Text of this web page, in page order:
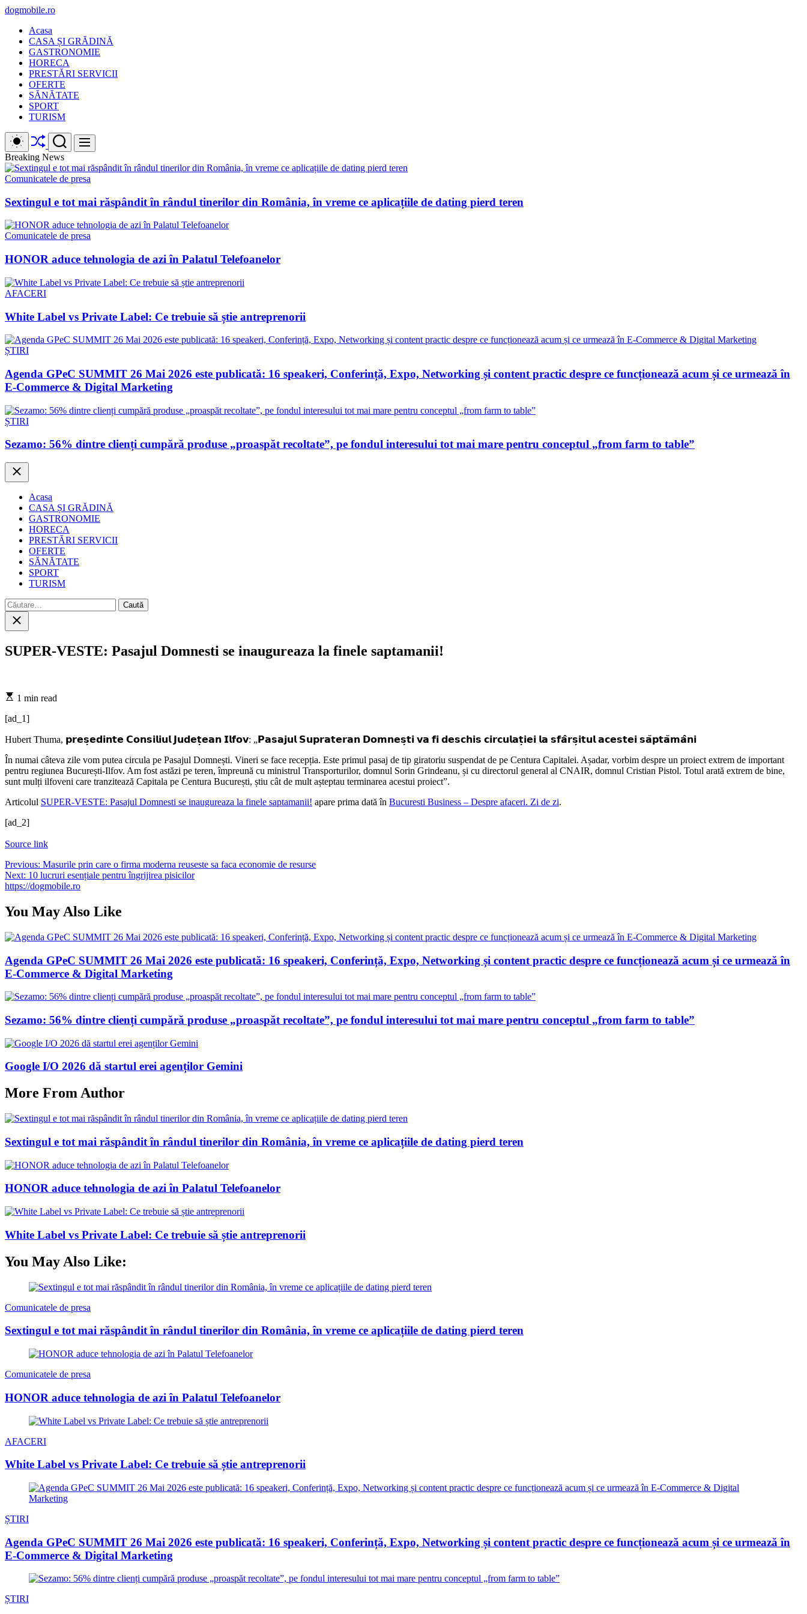
Skip
content
dogmobile.ro
Acasa
CASA ȘI GRĂDINĂ
GASTRONOMIE
HORECA
PRESTĂRI SERVICII
OFERTE
SĂNĂTATE
SPORT
TURISM
Switch
color
mode
ShuffleSearch Menu
Breaking News
Comunicatele de presa
Sextingul e tot mai răspândit în rândul tinerilor din România, în vreme ce aplicațiile de dating pierd teren
Comunicatele de presa
HONOR aduce tehnologia de azi în Palatul Telefoanelor
AFACERI
White Label vs Private Label: Ce trebuie să știe antreprenorii
ȘTIRI
Agenda GPeC SUMMIT 26 Mai 2026 este publicată: 16 speakeri, Conferință, Expo, Networking și content practic despre ce funcționează acum și ce urmează în
E-Commerce & Digital Marketing
ȘTIRI
Sezamo: 56% dintre clienți cumpără produse „proaspăt recoltate”, pe fondul interesului tot mai mare pentru conceptul „from farm to table”
Close
Acasa
CASA ȘI GRĂDINĂ
GASTRONOMIE
HORECA
PRESTĂRI SERVICII
OFERTE
SĂNĂTATE
SPORT
TURISM
Caută
după:
Close
search
SUPER-VESTE: Pasajul Domnesti se inaugureaza la finele saptamanii!
Estimated
time
1 min read
[ad_1]
Hubert Thuma, 𝗽𝗿𝗲𝘀̦𝗲𝗱𝗶𝗻𝘁𝗲 𝗖𝗼𝗻𝘀𝗶𝗹𝗶𝘂𝗹 𝗝𝘂𝗱𝗲𝘁̦𝗲𝗮𝗻 𝗜𝗹𝗳𝗼𝘃: „𝗣𝗮𝘀𝗮𝗷𝘂𝗹 𝗦𝘂𝗽𝗿𝗮𝘁𝗲𝗿𝗮𝗻 𝗗𝗼𝗺𝗻𝗲𝘀̦𝘁𝗶 𝘃𝗮 𝗳𝗶 𝗱𝗲𝘀𝗰𝗵𝗶𝘀 𝗰𝗶𝗿𝗰𝘂𝗹𝗮𝘁̦𝗶𝗲𝗶 𝗹𝗮 𝘀𝗳𝗮̂𝗿𝘀̦𝗶𝘁𝘂𝗹 𝗮𝗰𝗲𝘀𝘁𝗲𝗶 𝘀𝗮̆𝗽𝘁𝗮̆𝗺𝗮̂𝗻𝗶
În numai câteva zile vom putea circula pe Pasajul Domnești. Vineri se face recepția. Este primul pasaj de tip giratoriu suspendat de pe Centura Capitalei. Așadar, vorbim despre un proiect extrem de important
pentru regiunea București-Ilfov. Am fost astăzi pe teren, împreună cu ministrul Transporturilor, domnul Sorin Grindeanu, și cu directorul general al CNAIR, domnul Cristian Pistol. Totul arată extrem de bine,
sunt mulți ilfoveni care tranzitează Capitala pe Centura București, știu cât de mult așteptau terminarea acestui proiect”.
Articolul SUPER-VESTE: Pasajul Domnesti se inaugureaza la finele saptamanii! apare prima dată în Bucuresti Business – Despre afaceri. Zi de zi.
[ad_2]
Source link
Navigare
în
Previous: Masurile prin care o firma moderna reuseste sa faca economie de resurse
Next: 10 lucruri esențiale pentru îngrijirea pisicilor
https://dogmobile.ro
You May Also Like
Agenda GPeC SUMMIT 26 Mai 2026 este publicată: 16 speakeri, Conferință, Expo, Networking și content practic despre ce funcționează acum și ce urmează în
E-Commerce & Digital Marketing
Sezamo: 56% dintre clienți cumpără produse „proaspăt recoltate”, pe fondul interesului tot mai mare pentru conceptul „from farm to table”
Google I/O 2026 dă startul erei agenților Gemini
More From Author
Sextingul e tot mai răspândit în rândul tinerilor din România, în vreme ce aplicațiile de dating pierd teren
HONOR aduce tehnologia de azi în Palatul Telefoanelor
White Label vs Private Label: Ce trebuie să știe antreprenorii
You May Also Like:
Comunicatele de presa
Sextingul e tot mai răspândit în rândul tinerilor din România, în vreme ce aplicațiile de dating pierd teren
Comunicatele de presa
HONOR aduce tehnologia de azi în Palatul Telefoanelor
AFACERI
White Label vs Private Label: Ce trebuie să știe antreprenorii
ȘTIRI
Agenda GPeC SUMMIT 26 Mai 2026 este publicată: 16 speakeri, Conferință, Expo, Networking și content practic despre ce funcționează acum și ce urmează în
E-Commerce & Digital Marketing
ȘTIRI